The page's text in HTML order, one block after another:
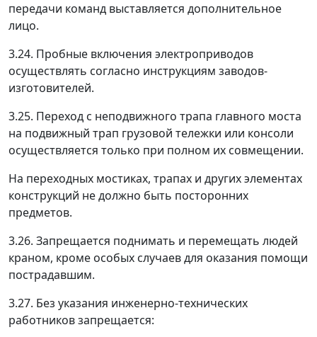
передачи команд выставляется дополнительное
лицо.
3.24. Пробные включения электроприводов
осуществлять согласно инструкциям заводов-
изготовителей.
3.25. Переход с неподвижного трапа главного моста
на подвижный трап грузовой тележки или консоли
осуществляется только при полном их совмещении.
На переходных мостиках, трапах и других элементах
конструкций не должно быть посторонних
предметов.
3.26. Запрещается поднимать и перемещать людей
краном, кроме особых случаев для оказания помощи
пострадавшим.
3.27. Без указания инженерно-технических
работников запрещается: